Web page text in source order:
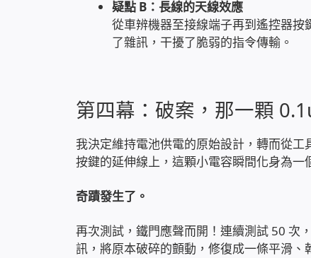
疑點 B：長線的天線效應
從車辨機器至接線端子再到遙控器
了雜訊，干擾了脆弱的指令傳輸。
第四幕：破案，那一顆
我決定維持電池供電的原始設計，轉而從
按鍵的延伸線上，這顆小電容瞬間化身為一
奇蹟發生了。
再次測試，鐵門應聲而開！連續測試 50 次
訊，將原本破碎的顫動，修復成一條平滑、